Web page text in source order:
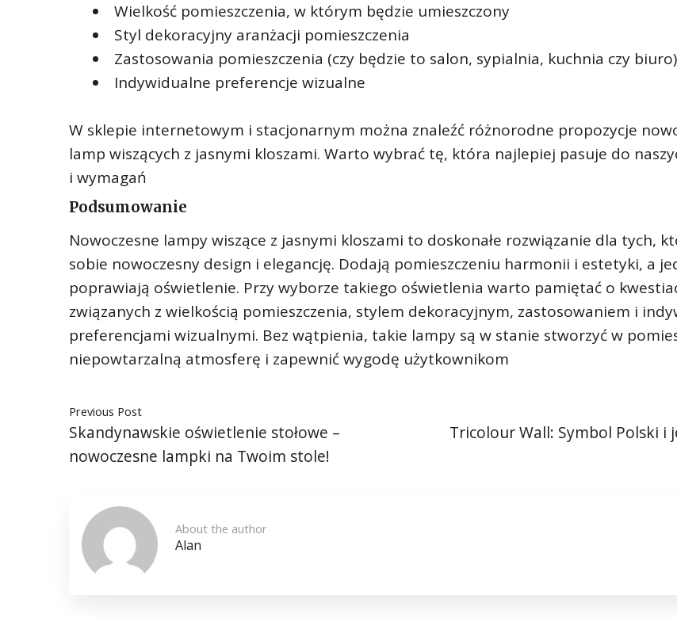
Wielkość pomieszczenia, w którym będzie umieszczony
Styl dekoracyjny aranżacji pomieszczenia
Zastosowania pomieszczenia (czy będzie to salon, sypialnia, kuchnia czy biuro)
Indywidualne preferencje wizualne
W sklepie internetowym i stacjonarnym można znaleźć różnorodne propozycje
lamp wiszących z jasnymi kloszami. Warto wybrać tę, która najlepiej pasuje do
i wymagań
Podsumowanie
Nowoczesne lampy wiszące z jasnymi kloszami to doskonałe rozwiązanie dla tych,
sobie nowoczesny design i elegancję. Dodają pomieszczeniu harmonii i estetyki, a
poprawiają oświetlenie. Przy wyborze takiego oświetlenia warto pamiętać o
związanych z wielkością pomieszczenia, stylem dekoracyjnym, zastosowaniem i
preferencjami wizualnymi. Bez wątpienia, takie lampy są w stanie stworzyć w
niepowtarzalną atmosferę i zapewnić wygodę użytkownikom
Previous Post
Skandynawskie oświetlenie stołowe –
nowoczesne lampki na Twoim stole!
Tricolour Wall: Symbol Polski i
About the author
Alan